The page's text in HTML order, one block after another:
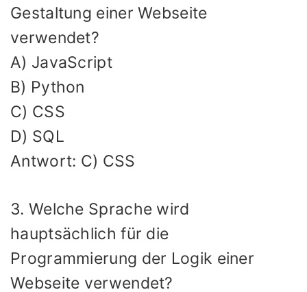
Gestaltung einer Webseite
verwendet?
A) JavaScript
B) Python
C) CSS
D) SQL
Antwort: C) CSS
3. Welche Sprache wird
hauptsächlich für die
Programmierung der Logik einer
Webseite verwendet?